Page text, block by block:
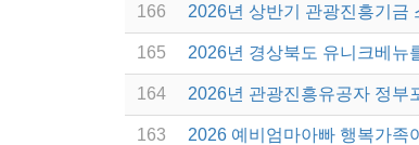
166 2026년 상반기 관광진흥기금
165 2026년 경상북도 유니크베뉴
164 2026년 관광진흥유공자 정부
163 2026 예비엄마아빠 행복가족